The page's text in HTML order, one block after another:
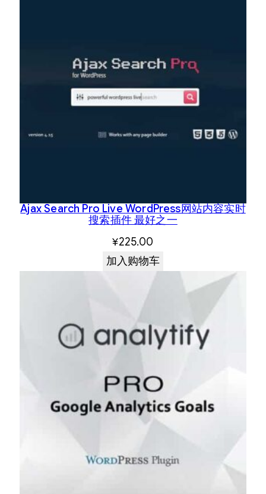
Ajax Search Pro Live WordPress网站内容实时
搜索插件 最好之一
¥225.00
加入购物车